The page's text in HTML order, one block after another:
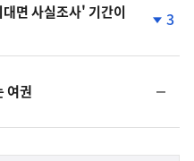
면 사실조사' 기간이
3
여권
일